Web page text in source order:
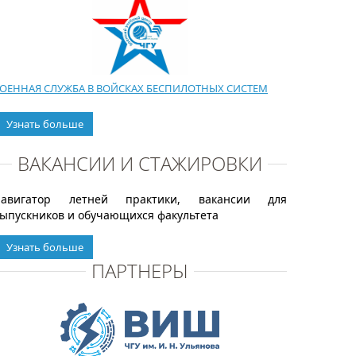
СЛУЖБА В ВОЙСКАХ БЕСПИЛОТНЫХ СИСТЕМ
Узнать больше
ВАКАНСИИ И СТАЖИРОВКИ
летней практики, вакансии для
и обучающихся факультета
Узнать больше
ПАРТНЕРЫ